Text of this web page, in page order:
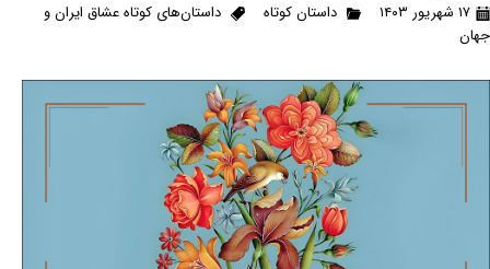
۱۷ شهریور ۱۴۰۳ داستان کوتاه
داستان‌های کوتاه عشاق ایران و
جهان